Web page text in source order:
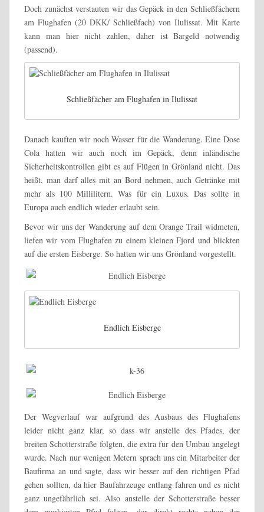
Doch zunächst verstauten wir das Gepäck in den Schließfächern
am Flughafen (20 DKK/ Schließfach) von Ilulissat. Mit Karte
kann man hier nicht zahlen, daher ist Bargeld notwendig
(passend).
Schließfächer am Flughafen in Ilulissat
Danach kauften wir noch Wasser für die Wanderung. Eine Dose
Cola hatten wir auch noch im Gepäck, denn inländische
Sicherheitskontrollen gibt es auf Flügen in Grönland nicht. Das
heißt, man darf alles mit an Bord nehmen, auch Getränke mit
mehr als 100 Millilitern. Was für ein Luxus. Das sollte in
Europa auch endlich wieder erlaubt sein.
Bevor wir uns der Wanderung auf dem Orange Trail widmeten,
liefen wir vom Flughafen zu einem kleinen Fjord und blickten
auf die ersten Eisberge. So hatten wir uns Grönland vorgestellt.
Endlich Eisberge
Der Wegverlauf war aufgrund des Ausbaus des Flughafens
leider nicht ganz klar, so dass wir anstelle des Pfades, der
breiten Schotterstraße folgten, die extra für den Umbau angelegt
wurde. Nach nur wenigen Metern sprach uns ein Mitarbeiter der
Baufirma an und sagte, dass wir besser auf den richtigen Pfad
gehen sollten, da hier Baufahrzeuge entlang fahren und es nicht
ganz ungefährlich sei. Also anstelle der Schotterstraße besser